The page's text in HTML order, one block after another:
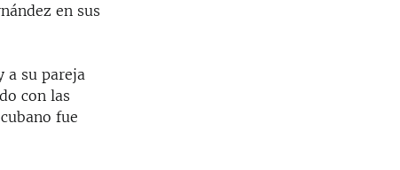
en sus
a su pareja
con las
fue